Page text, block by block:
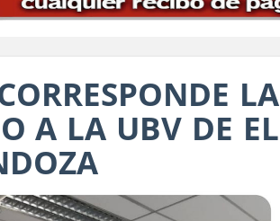
LA
A LA UBV DE EL